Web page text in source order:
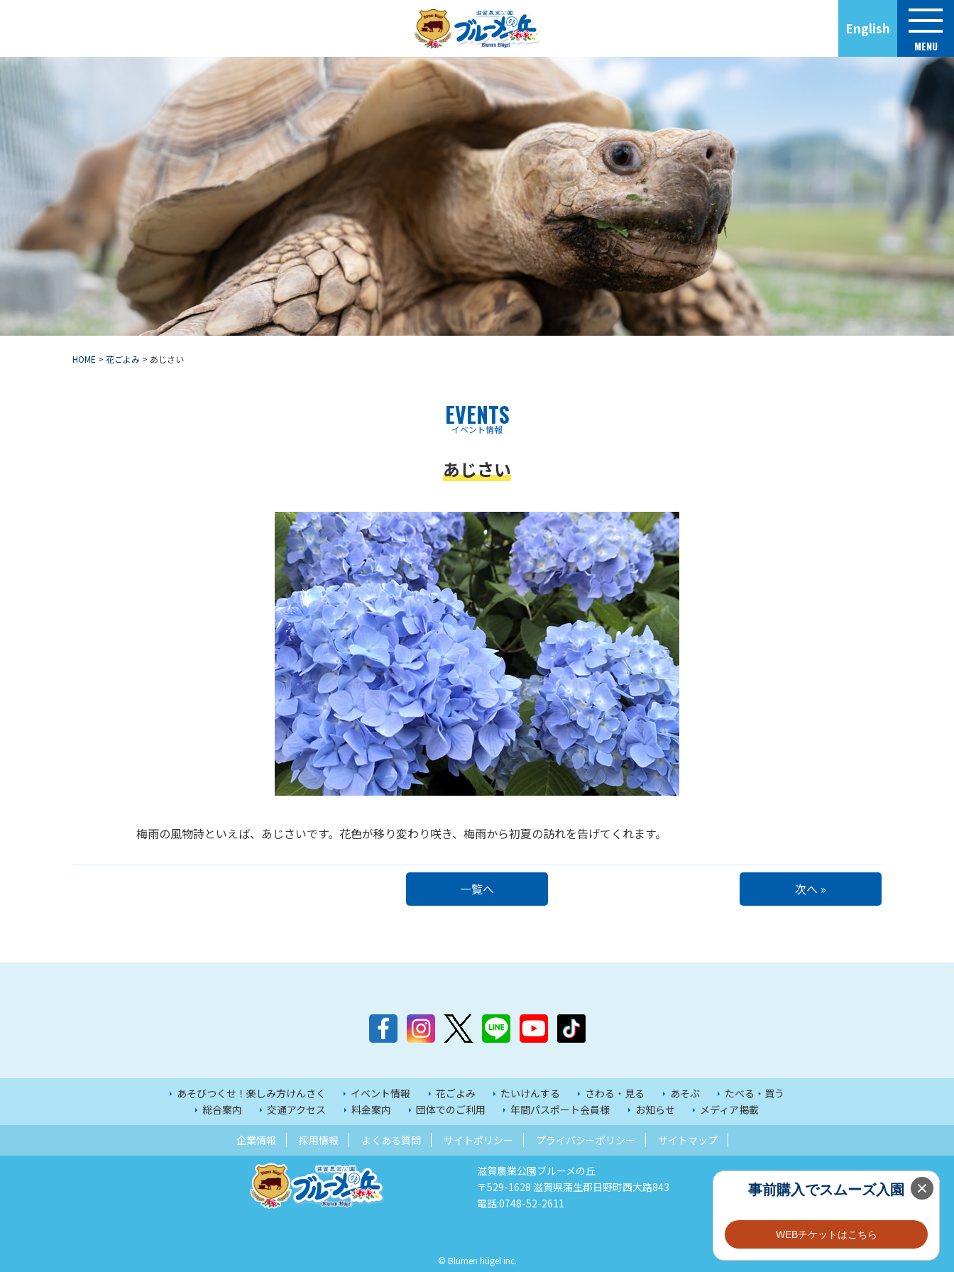
English
MENU
HOME > 花ごよみ > あじさい
EVENTS
イベント情報
あじさい
梅雨の風物詩といえば、あじさいです。花色が移り変わり咲き、梅雨から初夏の訪れを告げてくれます。
一覧へ 次へ »
あそびつくせ！楽しみ方けんさく イベント情報 花ごよみ たいけんする さわる・見る あそぶ
たべる・買う
総合案内
交通アクセス 料金案内 団体でのご利用 年間パスポート会員様 お知らせ メディア掲載
企業情報 採用情報 よくある質問 サイトポリシー プライバシーポリシー サイトマップ
滋賀農業公園ブルーメの丘
〒529-1628 滋賀県蒲生郡日野町西大路843
電話:0748-52-2611
© Blumen hügel inc.
事前購入でスムーズ入園
WEBチケットはこちら